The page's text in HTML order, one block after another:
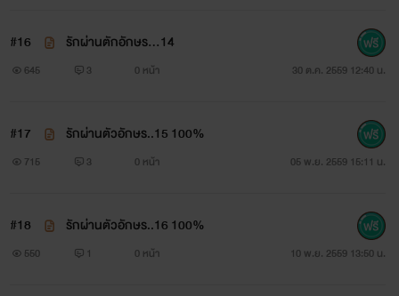
#16 รักผ่านตักอักษร...14
645 3 0 หน้า 30 ต.ค. 2559 12:40 น.
#17 รักผ่านตัวอักษร..15 100%
715 3 0 หน้า 05 พ.ย. 2559 15:11 น.
#18 รักผ่านตัวอักษร..16 100%
550 1 0 หน้า 10 พ.ย. 2559 13:50 น.